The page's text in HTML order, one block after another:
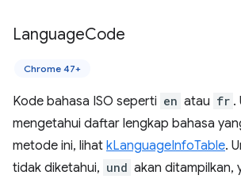
LanguageCode
Chrome 47+
Kode bahasa ISO seperti en atau fr .
mengetahui daftar lengkap bahasa
metode ini, lihat kLanguageInfoTable.
tidak diketahui, und akan ditampilkan,